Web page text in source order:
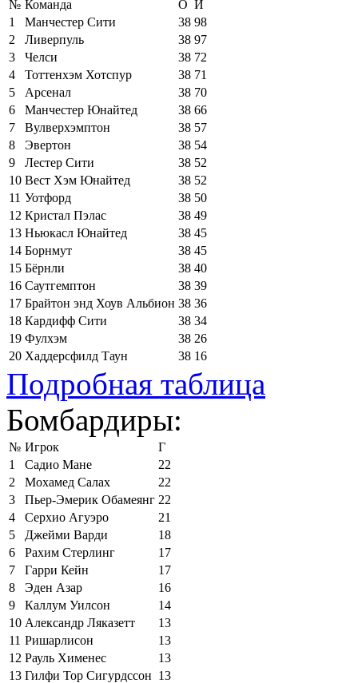
№ Команда О И
1
Манчестер Сити 38 98
2
Ливерпуль 38 97
3
Челси 38 72
4
Тоттенхэм Хотспур 38 71
5
Арсенал 38 70
6
Манчестер Юнайтед 38 66
7
Вулверхэмптон 38 57
8
Эвертон 38 54
9
Лестер Сити 38 52
10 Вест Хэм Юнайтед 38 52
11 Уотфорд 38 50
12 Кристал Пэлас 38 49
13 Ньюкасл Юнайтед 38 45
14 Борнмут 38 45
15 Бёрнли 38 40
16 Саутгемптон 38 39
17 Брайтон энд Хоув Альбион 38 36
18 Кардифф Сити 38 34
19 Фулхэм 38 26
20 Хаддерсфилд Таун 38 16
Подробная таблица
Бомбардиры:
№ Игрок
Г
1
Садио Мане
22
2
Мохамед Салах
22
3
Пьер-Эмерик Обамеянг 22
4
Серхио Агуэро
21
5
Джейми Варди
18
6
Рахим Стерлинг
17
7
Гарри Кейн
17
8
Эден Азар
16
9
Каллум Уилсон
14
10 Александр Ляказетт
13
11 Ришарлисон
13
12 Рауль Хименес
13
13 Гилфи Тор Сигурдссон 13